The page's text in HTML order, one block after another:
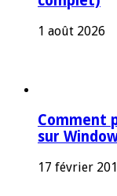
1 août 2026
Comment
sur
17 février